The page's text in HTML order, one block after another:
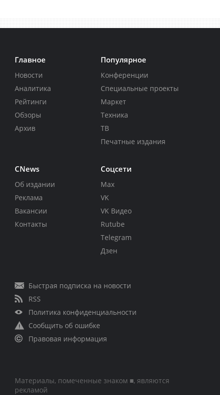
Главное
Новости
Аналитика
Рейтинги
Обзоры
Архив
Популярное
Конференции
Специальные проекты
Маркет
Техника
ТВ
Печатные издания
CNews
Об издании
Реклама
Вакансии
Контакты
Соцсети
Max
VK
VK Видео
Rutube
Telegram
Дзен
Быстрая подписка на новости
RSS
Политика конфиденциальности
Сообщить об ошибке
Правовая информация
Материалы, помеченные знаком ■, являются
рекламой